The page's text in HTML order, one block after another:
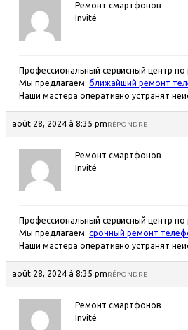
Ремонт смартфонов
Invité
Профессиональный сервисный центр
Мы предлагаем: ближайший ремонт
Наши мастера оперативно устранят
août 28, 2024 à 8:35 pmRÉPONDRE
Ремонт смартфонов
Invité
Профессиональный сервисный центр
Мы предлагаем: срочный ремонт
Наши мастера оперативно устранят
août 28, 2024 à 8:35 pmRÉPONDRE
Ремонт смартфонов
Invité